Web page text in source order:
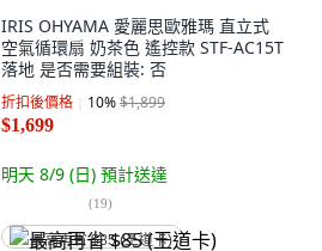
IRIS OHYAMA 愛麗思歐雅瑪 直立式
空氣循環扇 奶茶色 遙控款 STF-AC15T
落地 是否需要組裝: 否
折扣後價格 10%$1,899
$1,699
明天 8/9 (日) 預計送達
(19)
最高再省 $85 (王道卡)